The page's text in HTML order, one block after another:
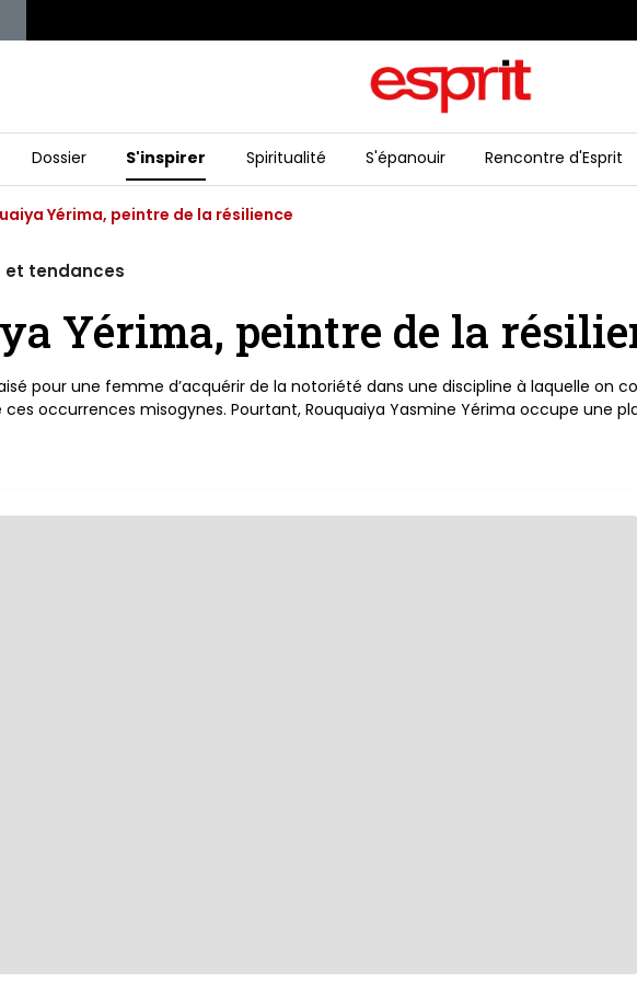
Dossier S'inspirer Spiritualité S'épanouir Rencontre d'Esprit
Yérima, peintre de la résilience
et tendances
Yérima, peintre de la
aisé pour une femme d’acquérir de la notoriété dans une discipline à laquelle on
occurrences misogynes. Pourtant, Rouquaiya Yasmine Yérima occupe une